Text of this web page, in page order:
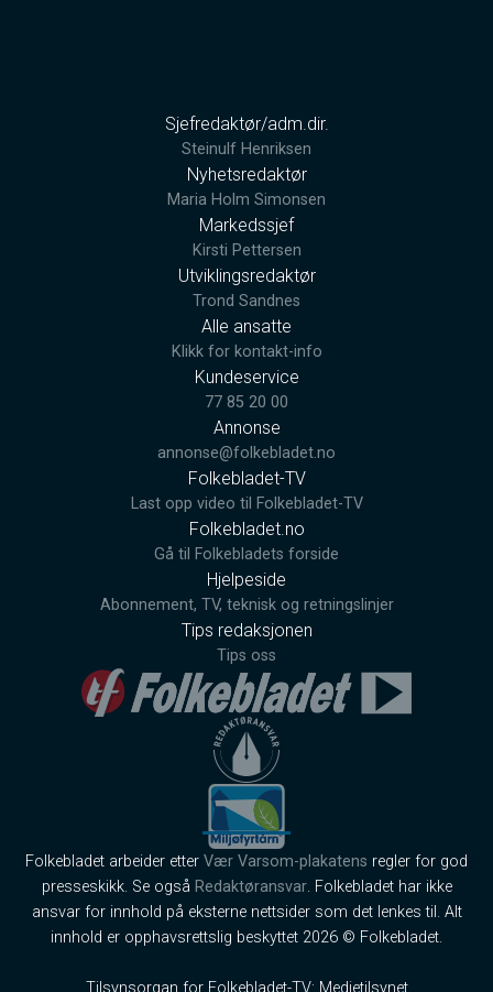
Sjefredaktør/adm.dir.
Steinulf Henriksen
Nyhetsredaktør
Maria Holm Simonsen
Markedssjef
Kirsti Pettersen
Utviklingsredaktør
Trond Sandnes
Alle ansatte
Klikk for kontakt-info
Kundeservice
77 85 20 00
Annonse
annonse@folkebladet.no
Folkebladet-TV
Last opp video til Folkebladet-TV
Folkebladet.no
Gå til Folkebladets forside
Hjelpeside
Abonnement, TV, teknisk og retningslinjer
Tips redaksjonen
Tips oss
Folkebladet arbeider etter Vær Varsom-plakatens regler for god
presseskikk. Se også Redaktøransvar. Folkebladet har ikke
ansvar for innhold på eksterne nettsider som det lenkes til. Alt
innhold er opphavsrettslig beskyttet 2026 © Folkebladet.
Tilsynsorgan for Folkebladet-TV: Medietilsynet